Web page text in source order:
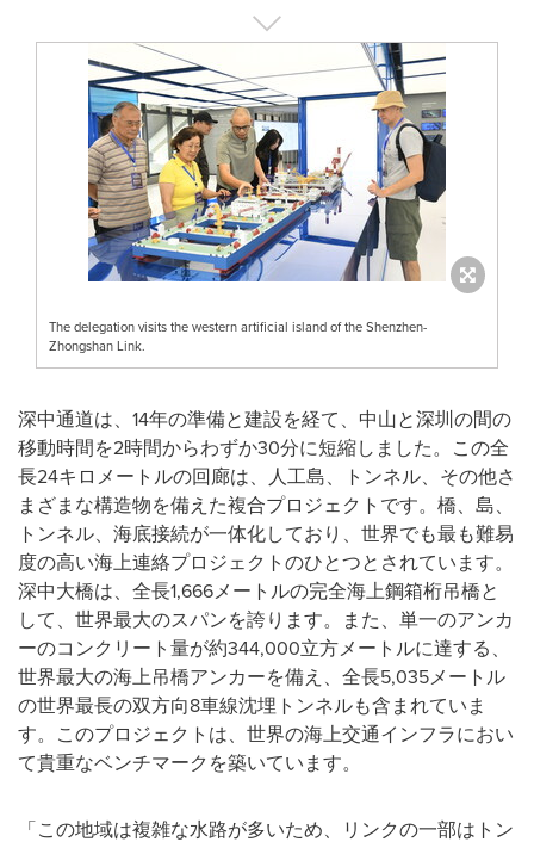
The delegation visits the western artificial island of the Shenzhen-
Zhongshan Link.
深中通道は、14年の準備と建設を経て、中山と深圳の間の
移動時間を2時間からわずか30分に短縮しました。この全
長24キロメートルの回廊は、人工島、トンネル、その他さ
まざまな構造物を備えた複合プロジェクトです。橋、島、
トンネル、海底接続が一体化しており、世界でも最も難易
度の高い海上連絡プロジェクトのひとつとされています。
深中大橋は、全長1,666メートルの完全海上鋼箱桁吊橋と
して、世界最大のスパンを誇ります。また、単一のアンカ
ーのコンクリート量が約344,000立方メートルに達する、
世界最大の海上吊橋アンカーを備え、全長5,035メートル
の世界最長の双方向8車線沈埋トンネルも含まれていま
す。このプロジェクトは、世界の海上交通インフラにおい
て貴重なベンチマークを築いています。
「この地域は複雑な水路が多いため、リンクの一部はトン